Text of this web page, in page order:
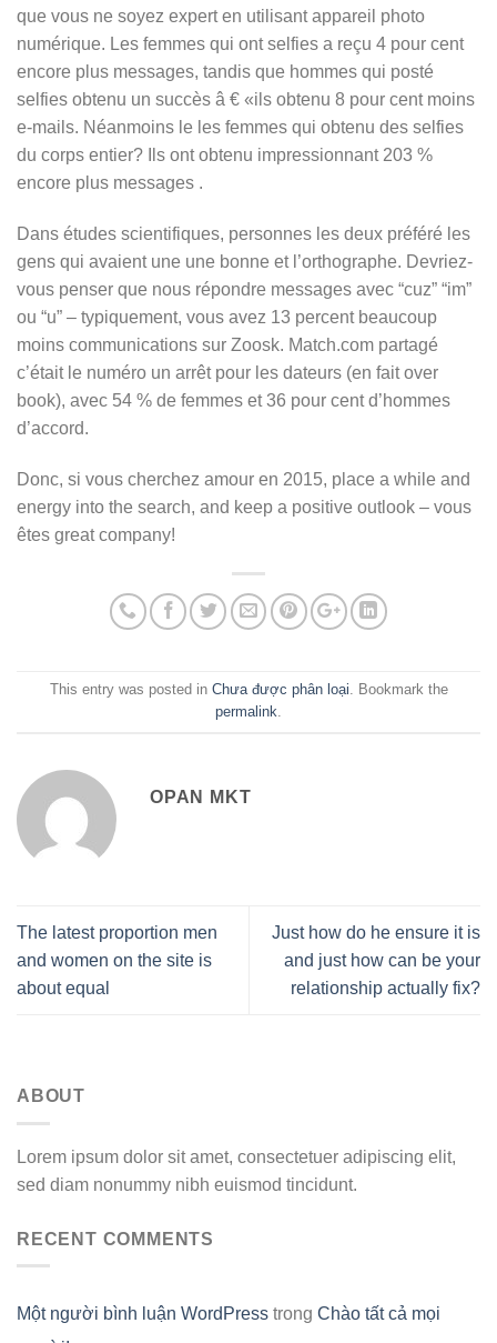
que vous ne soyez expert en utilisant appareil photo
numérique. Les femmes qui ont selfies a reçu 4 pour cent
encore plus messages, tandis que hommes qui posté
selfies obtenu un succès â € «ils obtenu 8 pour cent moins
e-mails. Néanmoins le les femmes qui obtenu des selfies
du corps entier? Ils ont obtenu impressionnant 203 %
encore plus messages .
Dans études scientifiques, personnes les deux préféré les
gens qui avaient une une bonne et l’orthographe. Devriez-
vous penser que nous répondre messages avec “cuz” “im”
ou “u” – typiquement, vous avez 13 percent beaucoup
moins communications sur Zoosk. Match.com partagé
c’était le numéro un arrêt pour les dateurs (en fait over
book), avec 54 % de femmes et 36 pour cent d’hommes
d’accord.
Donc, si vous cherchez amour en 2015, place a while and
energy into the search, and keep a positive outlook – vous
êtes great company!
This entry was posted in Chưa được phân loại. Bookmark the
permalink.
OPAN MKT
The latest proportion men
and women on the site is
about equal
Just how do he ensure it is
and just how can be your
relationship actually fix?
ABOUT
Lorem ipsum dolor sit amet, consectetuer adipiscing elit,
sed diam nonummy nibh euismod tincidunt.
RECENT COMMENTS
Một người bình luận WordPress trong Chào tất cả mọi